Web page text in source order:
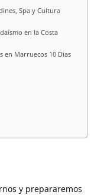
Spa y Cultura
en la Costa
en Marruecos 10 Dias
y prepararemos